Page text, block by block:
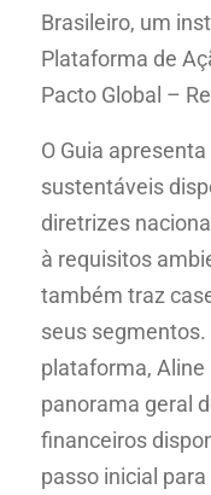
Brasileiro, um
Plataforma de
Pacto Global –
O Guia
sustentáveis
diretrizes
à requisitos
também traz
seus
plataforma, Aline
panorama geral
financeiros
passo inicial